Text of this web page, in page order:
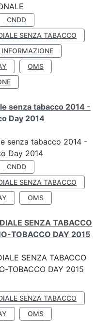
CNDD
SENZA TABACCO
INFORMAZIONE
OMS
senza tabacco 2014 -
Day 2014
senza tabacco 2014 -
Day 2014
CNDD
SENZA TABACCO
OMS
SENZA TABACCO
TOBACCO DAY 2015
SENZA TABACCO
TOBACCO DAY 2015
SENZA TABACCO
OMS